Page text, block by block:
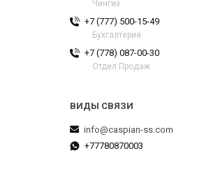
Чингиз
+7 (777) 500-15-49
Бухгалтерия
+7 (778) 087-00-30
Отдел Продаж
info@caspian-ss.com
+77780870003